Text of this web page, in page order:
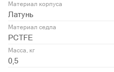
Материал корпуса
Латунь
Материал седла
PCTFE
Масса, кг
0,5